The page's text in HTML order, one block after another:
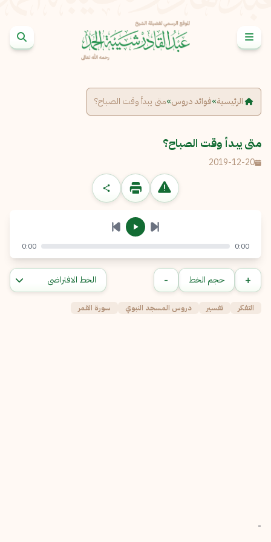
الرئيسية»فوائد دروس»متى يبدأ وقت الصباح؟
متى يبدأ وقت الصباح؟
2019-12-20
الإبلاغ عن مشكلة
الرسالة
إرسال إلغاء
0:00
0:00
+ حجم الخط -
التفكر تفسير دروس المسجد النبوي سورة القمر
-